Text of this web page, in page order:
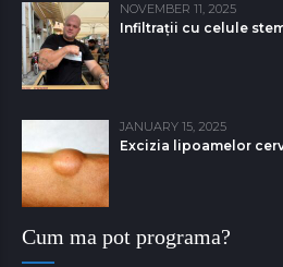
NOVEMBER 11, 2025
Infiltrații cu celule
JANUARY 15, 2025
Excizia lipoamelor
Cum ma pot programa?